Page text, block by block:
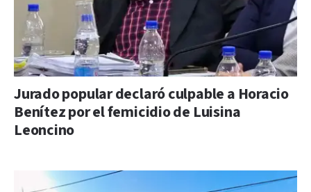
Jurado popular declaró culpable a Horacio
Benítez por el femicidio de Luisina
Leoncino